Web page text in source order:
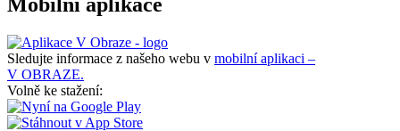
Mobilní aplikace
Sledujte informace z našeho webu v mobilní aplikaci –
V OBRAZE.
Volně ke stažení: